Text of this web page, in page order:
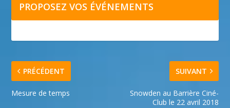
PROPOSEZ VOS ÉVÉNEMENTS
PRÉCÉDENT
Mesure de temps
SUIVANT
Snowden au Barrière Ciné-
Club le 22 avril 2018